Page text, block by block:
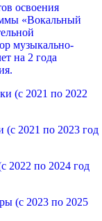
освоения
«Вокальный
музыкально-
на 2 года
(с 2021 по 2022
2021 по 2023 год
2022 по 2024 год
(с 2023 по 2025